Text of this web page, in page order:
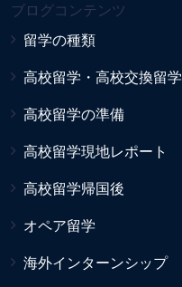
ブログコンテンツ
留学の種類
高校留学・高校交換留学
高校留学の準備
高校留学現地レポート
高校留学帰国後
オペア留学
海外インターンシップ